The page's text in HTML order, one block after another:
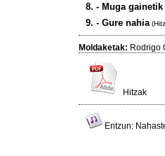
8. - Muga gainetik
9. - Gure nahia
Moldaketak: Rodrigo
Hitzak
Entzun: